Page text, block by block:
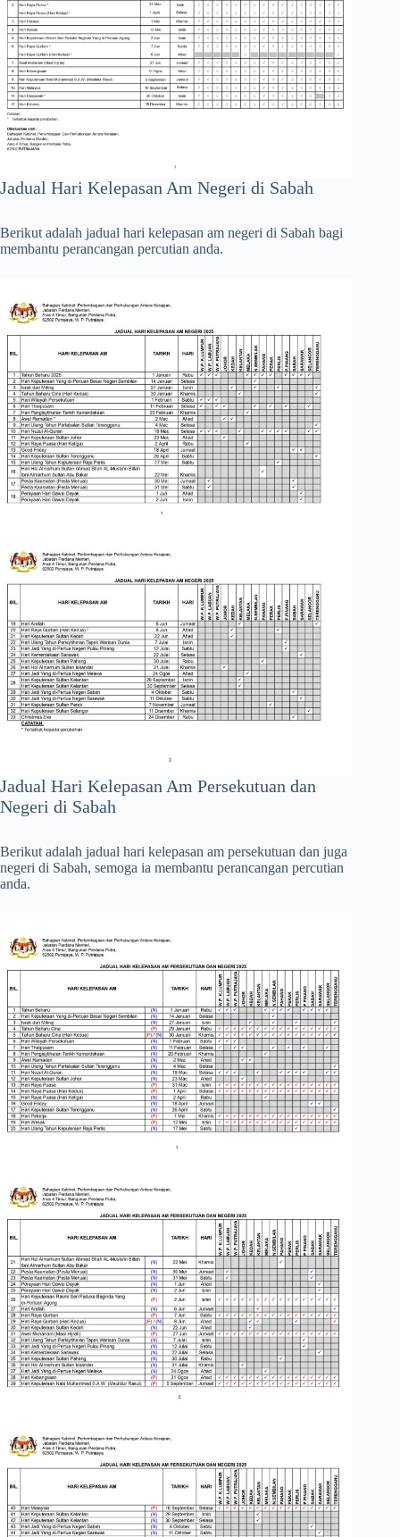
Jadual Hari Kelepasan Am Negeri di Sabah
Berikut adalah jadual hari kelepasan am negeri di Sabah bagi
membantu perancangan percutian anda.
Jadual Hari Kelepasan Am Persekutuan dan
Negeri di Sabah
Berikut adalah jadual hari kelepasan am persekutuan dan juga
negeri di Sabah, semoga ia membantu perancangan percutian
anda.